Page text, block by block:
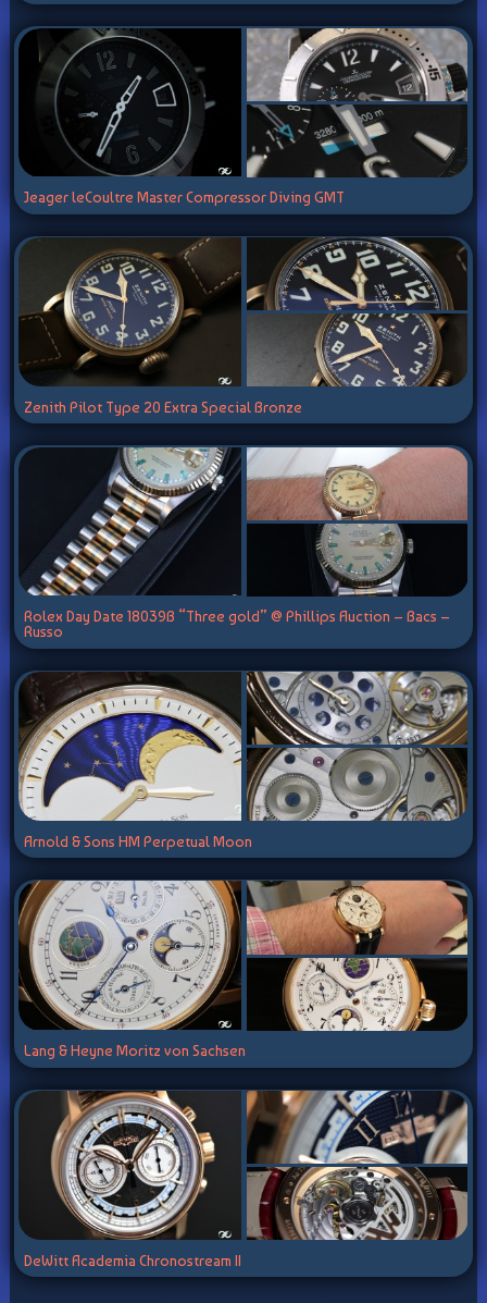
Jeager leCoultre Master Compressor Diving GMT
Zenith Pilot Type 20 Extra Special Bronze
Rolex Day Date 18039B “Three gold” @ Phillips Auction – Bacs –
Russo
Arnold & Sons HM Perpetual Moon
Lang & Heyne Moritz von Sachsen
DeWitt Academia Chronostream II